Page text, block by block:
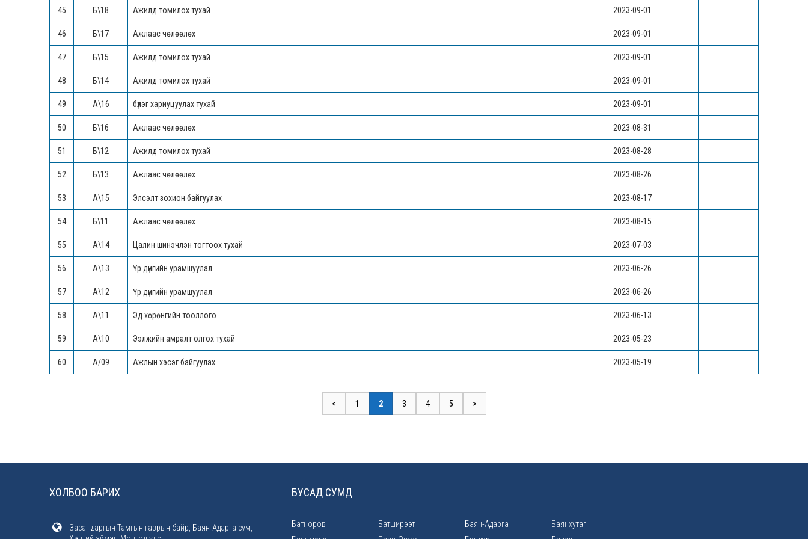
45 Б\18 Ажилд томилох тухай 2023-09-01
46 Б\17 Ажлаас чөлөөлөх 2023-09-01
47 Б\15 Ажилд томилох тухай 2023-09-01
48 Б\14 Ажилд томилох тухай 2023-09-01
49 А\16 бүлэг хариуцуулах тухай 2023-09-01
50 Б\16 Ажлаас чөлөөлөх 2023-08-31
51 Б\12 Ажилд томилох тухай 2023-08-28
52 Б\13 Ажлаас чөлөөлөх 2023-08-26
53 А\15 Элсэлт зохион байгуулах 2023-08-17
54 Б\11 Ажлаас чөлөөлөх 2023-08-15
55 А\14 Цалин шинэчлэн тогтоох тухай 2023-07-03
56 А\13 Үр дүнгийн урамшуулал 2023-06-26
57 А\12 Үр дүнгийн урамшуулал 2023-06-26
58 А\11 Эд хөрөнгийн тооллого 2023-06-13
59 А\10 Ээлжийн амралт олгох тухай 2023-05-23
60 A/09 Ажлын хэсэг байгуулах 2023-05-19
< 1 2 3 4 5 >
ХОЛБОО БАРИХ
Засаг даргын Тамгын газрын байр, Баян-Адарга сум,
БУСАД СУМД
Батноров Батширээт Баян-Адарга
Баянхутаг